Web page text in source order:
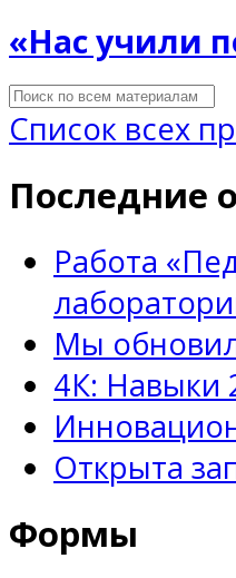
«Нас учили
Список всех
Последние
Работа
Мы
4К: Навыки
Открыта
Формы